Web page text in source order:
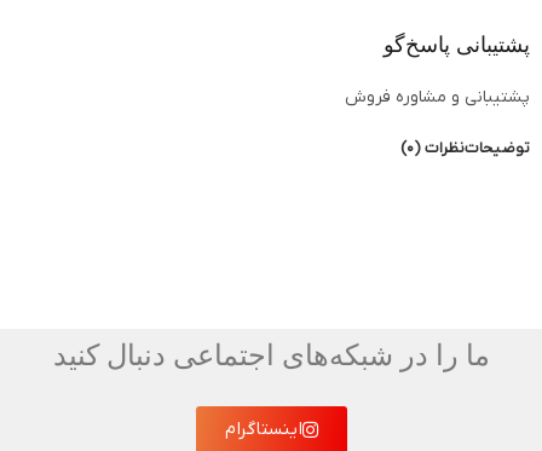
پشتیبانی پاسخ‌گو
پشتیبانی و مشاوره فروش
توضیحاتنظرات (0)
ما را در شبکه‌های اجتماعی دنبال کنید
اینستاگرام